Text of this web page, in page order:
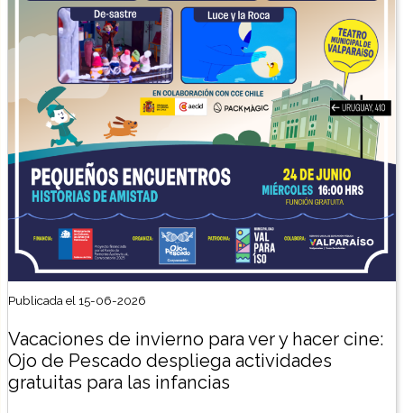
Publicada el 15-06-2026
Vacaciones de invierno para ver y hacer cine:
Ojo de Pescado despliega actividades
gratuitas para las infancias